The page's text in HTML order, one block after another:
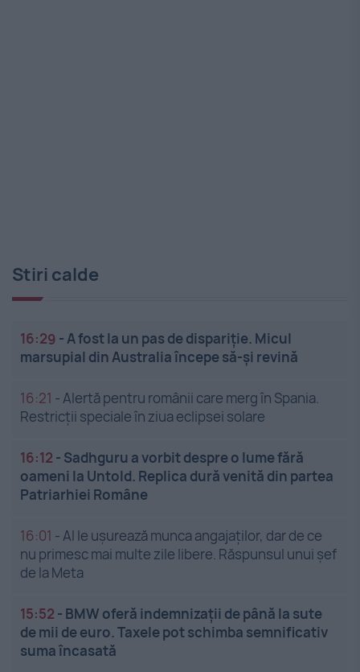
Stiri calde
16:29 - A fost la un pas de dispariție. Micul
marsupial din Australia începe să-și revină
16:21 - Alertă pentru românii care merg în Spania.
Restricții speciale în ziua eclipsei solare
16:12 - Sadhguru a vorbit despre o lume fără
oameni la Untold. Replica dură venită din partea
Patriarhiei Române
16:01 - AI le ușurează munca angajaților, dar de ce
nu primesc mai multe zile libere. Răspunsul unui șef
de la Meta
15:52 - BMW oferă indemnizații de până la sute
de mii de euro. Taxele pot schimba semnificativ
suma încasată